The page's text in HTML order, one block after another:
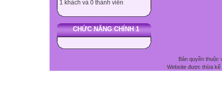
1 khách và 0 thành viên
CHỨC NĂNG CHÍNH 1
Bản quyền thuộc
Website được thừa